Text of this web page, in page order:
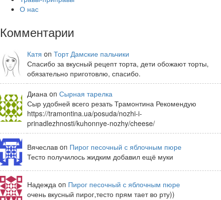
О нас
Комментарии
Катя on Торт Дамские пальчики
Спасибо за вкусный рецепт торта, дети обожают торты,
обязательно приготовлю, спасибо.
Диана on Сырная тарелка
Сыр удобней всего резать Трамонтина Рекомендую
https://tramontina.ua/posuda/nozhi-i-
prinadlezhnosti/kuhonnye-nozhy/cheese/
Вячеслав on Пирог песочный с яблочным пюре
Тесто получилось жидким добавил ещё муки
Надежда on Пирог песочный с яблочным пюре
очень вкусный пирог,тесто прям тает во рту))